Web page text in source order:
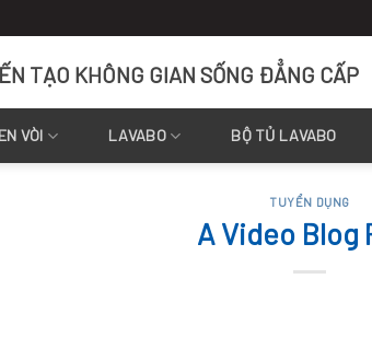
TẠO KHÔNG GIAN SỐNG ĐẲNG CẤP
VÒI LAVABO BỘ TỦ LAVABO
TUYỂN DỤNG
A Video Blog